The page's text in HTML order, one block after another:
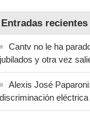
Entradas recientes
Cantv no le ha
jubilados y otra vez
Alexis José
discriminación